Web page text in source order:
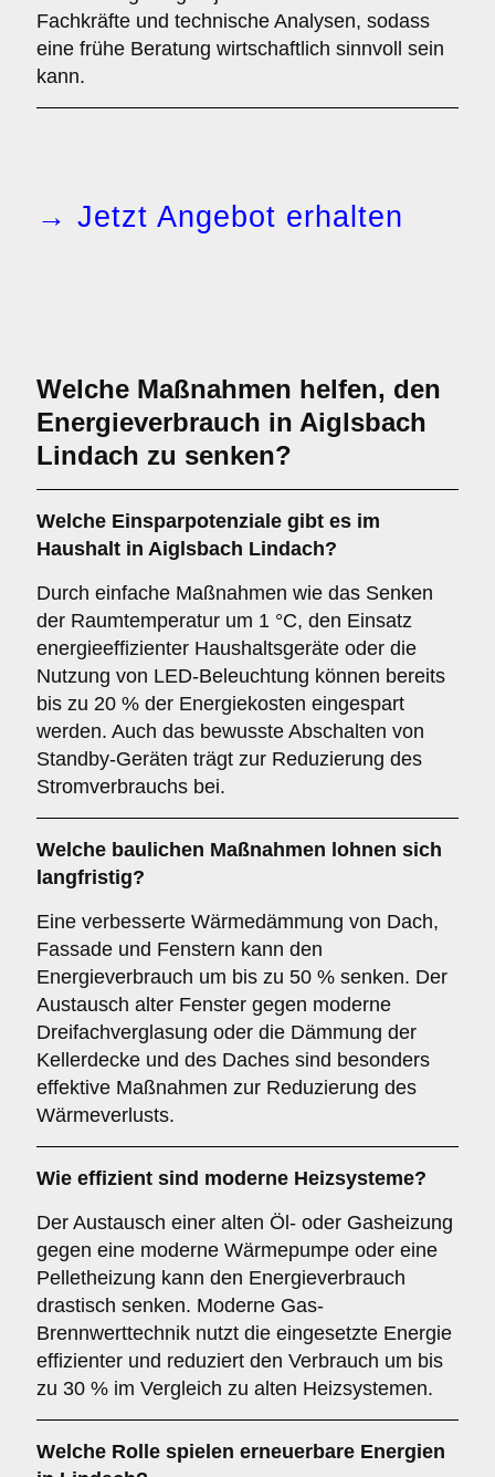
Fachkräfte und technische Analysen, sodass
eine frühe Beratung wirtschaftlich sinnvoll sein
kann.
→ Jetzt Angebot erhalten
Welche Maßnahmen helfen, den
Energieverbrauch in Aiglsbach
Lindach zu senken?
Welche Einsparpotenziale gibt es im
Haushalt in Aiglsbach Lindach?
Durch einfache Maßnahmen wie das Senken
der Raumtemperatur um 1 °C, den Einsatz
energieeffizienter Haushaltsgeräte oder die
Nutzung von LED-Beleuchtung können bereits
bis zu 20 % der Energiekosten eingespart
werden. Auch das bewusste Abschalten von
Standby-Geräten trägt zur Reduzierung des
Stromverbrauchs bei.
Welche baulichen Maßnahmen lohnen sich
langfristig?
Eine verbesserte Wärmedämmung von Dach,
Fassade und Fenstern kann den
Energieverbrauch um bis zu 50 % senken. Der
Austausch alter Fenster gegen moderne
Dreifachverglasung oder die Dämmung der
Kellerdecke und des Daches sind besonders
effektive Maßnahmen zur Reduzierung des
Wärmeverlusts.
Wie effizient sind moderne Heizsysteme?
Der Austausch einer alten Öl- oder Gasheizung
gegen eine moderne Wärmepumpe oder eine
Pelletheizung kann den Energieverbrauch
drastisch senken. Moderne Gas-
Brennwerttechnik nutzt die eingesetzte Energie
effizienter und reduziert den Verbrauch um bis
zu 30 % im Vergleich zu alten Heizsystemen.
Welche Rolle spielen erneuerbare Energien